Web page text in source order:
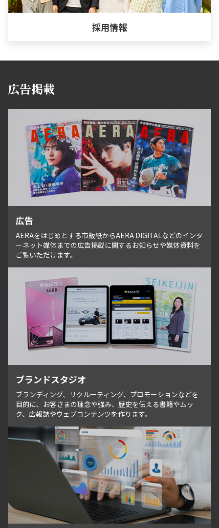
採用情報
広告掲載
広告
AERAをはじめとする市販紙からAERA DIGITALなどのインタ
ーネット媒体までの広告掲載に関するお知らせや媒体資料を
ご覧いただけます。
ブランドスタジオ
ブランディング、リクルーティング、プロモーションなどを
目的に、お客さまの理念や強み、歴史を伝える書籍やムッ
ク、広報誌やウェブコンテンツを作ります。